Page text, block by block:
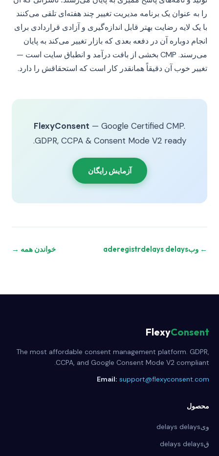
را به عنوان یک برنامه مدیریت تغییر چند هفته‌ای تلقی می‌کنند
با یک لایه رضایت بهتر قابل اندازه‌گیری و آزادی قراردادی برای
انجام دوباره آن در دفعه بعدی که بازار تغییر می‌کند به پایان
می‌رسند. CMP بخشی از بافت درآمد و انطباق سایت است —
تغییر خوب آن دقیقاً همانقدر کار است که استحقاقش را دارد.
FlexyConsent — Google Certified CMP.
GDPR, CCPA & Consent Mode V2 ready.
آزمایش رایگان
← وبaderegistrdelays delays خواندن همه →
FlexyConsent
The most affordable consent management platform. GDPR,
CCPA, and Google Consent Mode V2 compliant.
Email: support@flexyconsent.com
محصول
ویdelays delays
قdelays delays